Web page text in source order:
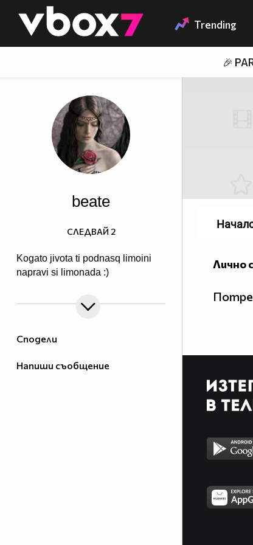
👾 Trending
🎉
Сподели
Напиши съобщение
beate
Kogato jivota ti podnasq limoini
napravi si limonada :)
СЛЕДВАЙ 2
Лично